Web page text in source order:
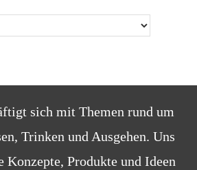
sich mit Themen rund um
Trinken und Ausgehen. Uns
Konzepte, Produkte und Ideen